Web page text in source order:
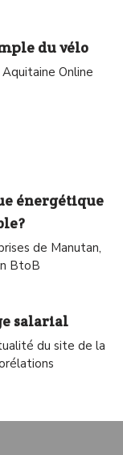
du vélo
Online
énergétique
?
de Manutan,
BtoB
salarial
du site de la